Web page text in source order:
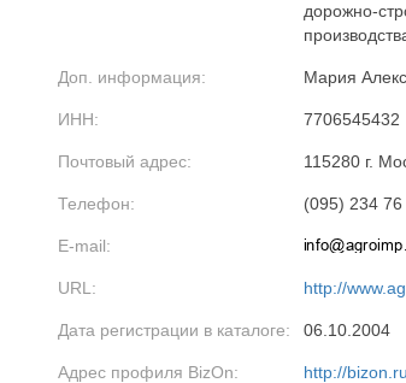
дорожно-
Доп. информация: Мария
ИНН: 7706545432
Почтовый адрес: 115280 г.
Телефон: (095) 234 76
E-mail:
URL: http://
Дата регистрации в каталоге: 06.10.2004
Адрес профиля BizOn: http://